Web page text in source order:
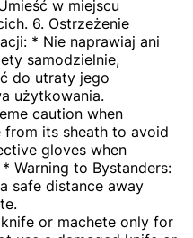
w miejscu
6. Ostrzeżenie
* Nie naprawiaj ani
samodzielnie,
do utraty jego
użytkowania.
caution when
from its sheath to avoid
gloves when
Warning to Bystanders:
safe distance away
or machete only for